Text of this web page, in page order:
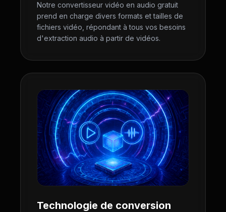
Notre convertisseur vidéo en audio gratuit
prend en charge divers formats et tailles de
fichiers vidéo, répondant à tous vos besoins
d'extraction audio à partir de vidéos.
Technologie de conversion